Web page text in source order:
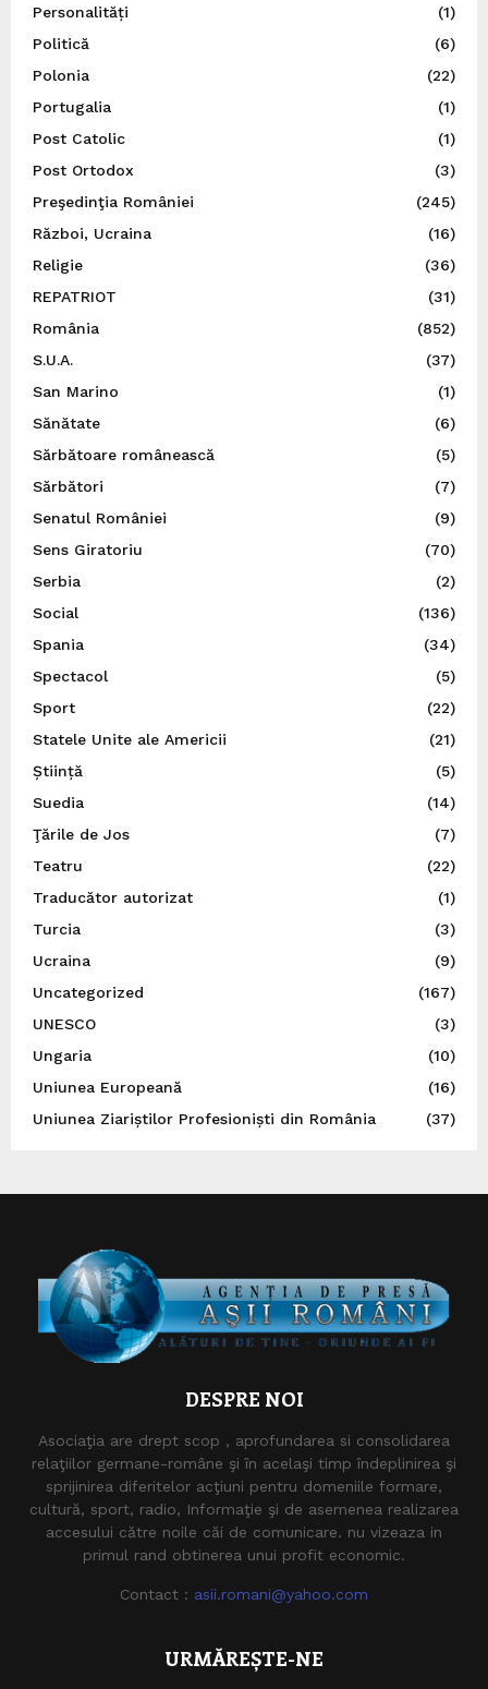
Personalități
(1)
Politică
(6)
Polonia
(22)
Portugalia
(1)
Post Catolic
(1)
Post Ortodox
(3)
Preşedinţia României
(245)
Război, Ucraina
(16)
Religie
(36)
REPATRIOT
(31)
România
(852)
S.U.A.
(37)
San Marino
(1)
Sănătate
(6)
Sărbătoare românească
(5)
Sărbători
(7)
Senatul României
(9)
Sens Giratoriu
(70)
Serbia
(2)
Social
(136)
Spania
(34)
Spectacol
(5)
Sport
(22)
Statele Unite ale Americii
(21)
Știință
(5)
Suedia
(14)
Ţările de Jos
(7)
Teatru
(22)
Traducător autorizat
(1)
Turcia
(3)
Ucraina
(9)
Uncategorized
(167)
UNESCO
(3)
Ungaria
(10)
Uniunea Europeană
(16)
Uniunea Ziariștilor Profesioniști din România
(37)
DESPRE NOI
Asociaţia are drept scop , aprofundarea si consolidarea
relaţiilor germane-române şi în acelaşi timp îndeplinirea şi
sprijinirea diferitelor acţiuni pentru domeniile formare,
cultură, sport, radio, Informaţie şi de asemenea realizarea
accesului către noile căi de comunicare. nu vizeaza in
primul rand obtinerea unui profit economic.
Contact : asii.romani@yahoo.com
URMĂREȘTE-NE